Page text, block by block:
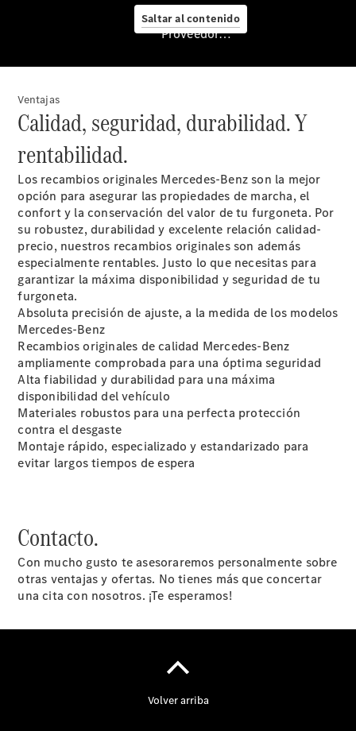
Saltar al contenido
Servicio
accesorios
Mercedes-
Benz
Service​
Servicios
para
furgonetas
Asesoramiento
personalizado
Soluciones
de
movilidad
Control de
vehículos​
Calidad
Proveedor/Protección de datos
Ventajas
Calidad, seguridad, durabilidad. Y
rentabilidad.
Los recambios originales Mercedes-Benz son la mejor
opción para asegurar las propiedades de marcha, el
confort y la conservación del valor de tu furgoneta. Por
su robustez, durabilidad y excelente relación calidad-
precio, nuestros recambios originales son además
especialmente rentables. Justo lo que necesitas para
garantizar la máxima disponibilidad y seguridad de tu
furgoneta.
Absoluta precisión de ajuste, a la medida de los modelos
Mercedes-Benz
Recambios originales de calidad Mercedes-Benz
ampliamente comprobada para una óptima seguridad
Alta fiabilidad y durabilidad para una máxima
disponibilidad del vehículo
Materiales robustos para una perfecta protección
contra el desgaste
Montaje rápido, especializado y estandarizado para
evitar largos tiempos de espera
Contacto.
Con mucho gusto te asesoraremos personalmente sobre
otras ventajas y ofertas. No tienes más que concertar
una cita con nosotros. ¡Te esperamos!